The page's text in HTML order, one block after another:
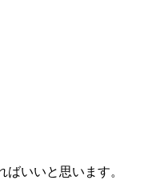
いいと思います。